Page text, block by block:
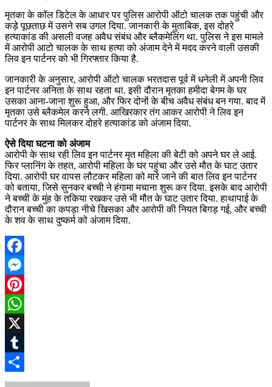
मृतका के कॉल डिटेल के आधार पर पुलिस आरोपी ऑटो चालक तक पहुंची और
कड़े पूछताछ में उसने सब उगल दिया. जानकारी के मुताबिक, इस दोहरे
हत्याकांड की असली वजह अवैध संबंध और ब्लैकमेलिंग था. पुलिस ने इस मामले
में आरोपी आटो चालक के साथ हत्या को अंजाम देने में मदद करने वाली उसकी
लिव इन पार्टनर को भी गिरफ्तार किया है.
जानकारी के अनुसार, आरोपी ऑटो चालक भरतदास पूर्व में धनेली में अपनी लिव
इन पार्टनर अनिता के साथ रहता था. इसी दौरान मृतका हमीदा बेगम के घर
उसका आना-जाना शुरू हुआ, और फिर दोनों के बीच अवैध संबंध बन गया. बाद में
मृतका उसे ब्लैकमेल करने लगी. आखिरकार तंग आकर आरोपी ने लिव इन
पार्टनर के साथ मिलकर दोहरे हत्याकांड को अंजाम दिया.
ऐसे दिया घटना को अंजाम
आरोपी के साथ रही लिव इन पार्टनर मृत महिला की बेटी को अपने घर ले आई.
फिर प्लानिंग के तहत, आरोपी महिला के घर पहुंचा और उसे मौत के घाट उतार
दिया. आरोपी घर वापस लौटकर महिला को मारे जाने की बात लिव इन पार्टनर
को बताया, जिसे सुनकर बच्ची ने हंगामा मचाना शुरू कर दिया. इसके बाद आरोपी
ने बच्ची के मुंह के तकिया रखकर उसे भी मौत के घाट उतार दिया. हाथापाई के
दौरान बच्ची का कपड़ा नीचे खिसका और आरोपी की नियत बिगड़ गई, और बच्ची
के शव के साथ दुष्कर्म को अंजाम दिया.
Facebook
Messenger
Pinterest
WhatsApp
X
Tumblr
Share